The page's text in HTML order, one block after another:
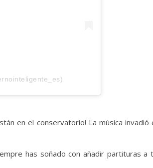
en el conservatorio! La música invadió
has soñado con añadir partituras a